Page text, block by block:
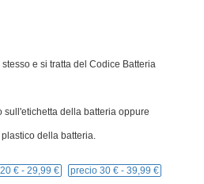
e si tratta del Codice Batteria
sull'etichetta della batteria oppure
della batteria.
€ - 29,99 € precio 30 € - 39,99 €